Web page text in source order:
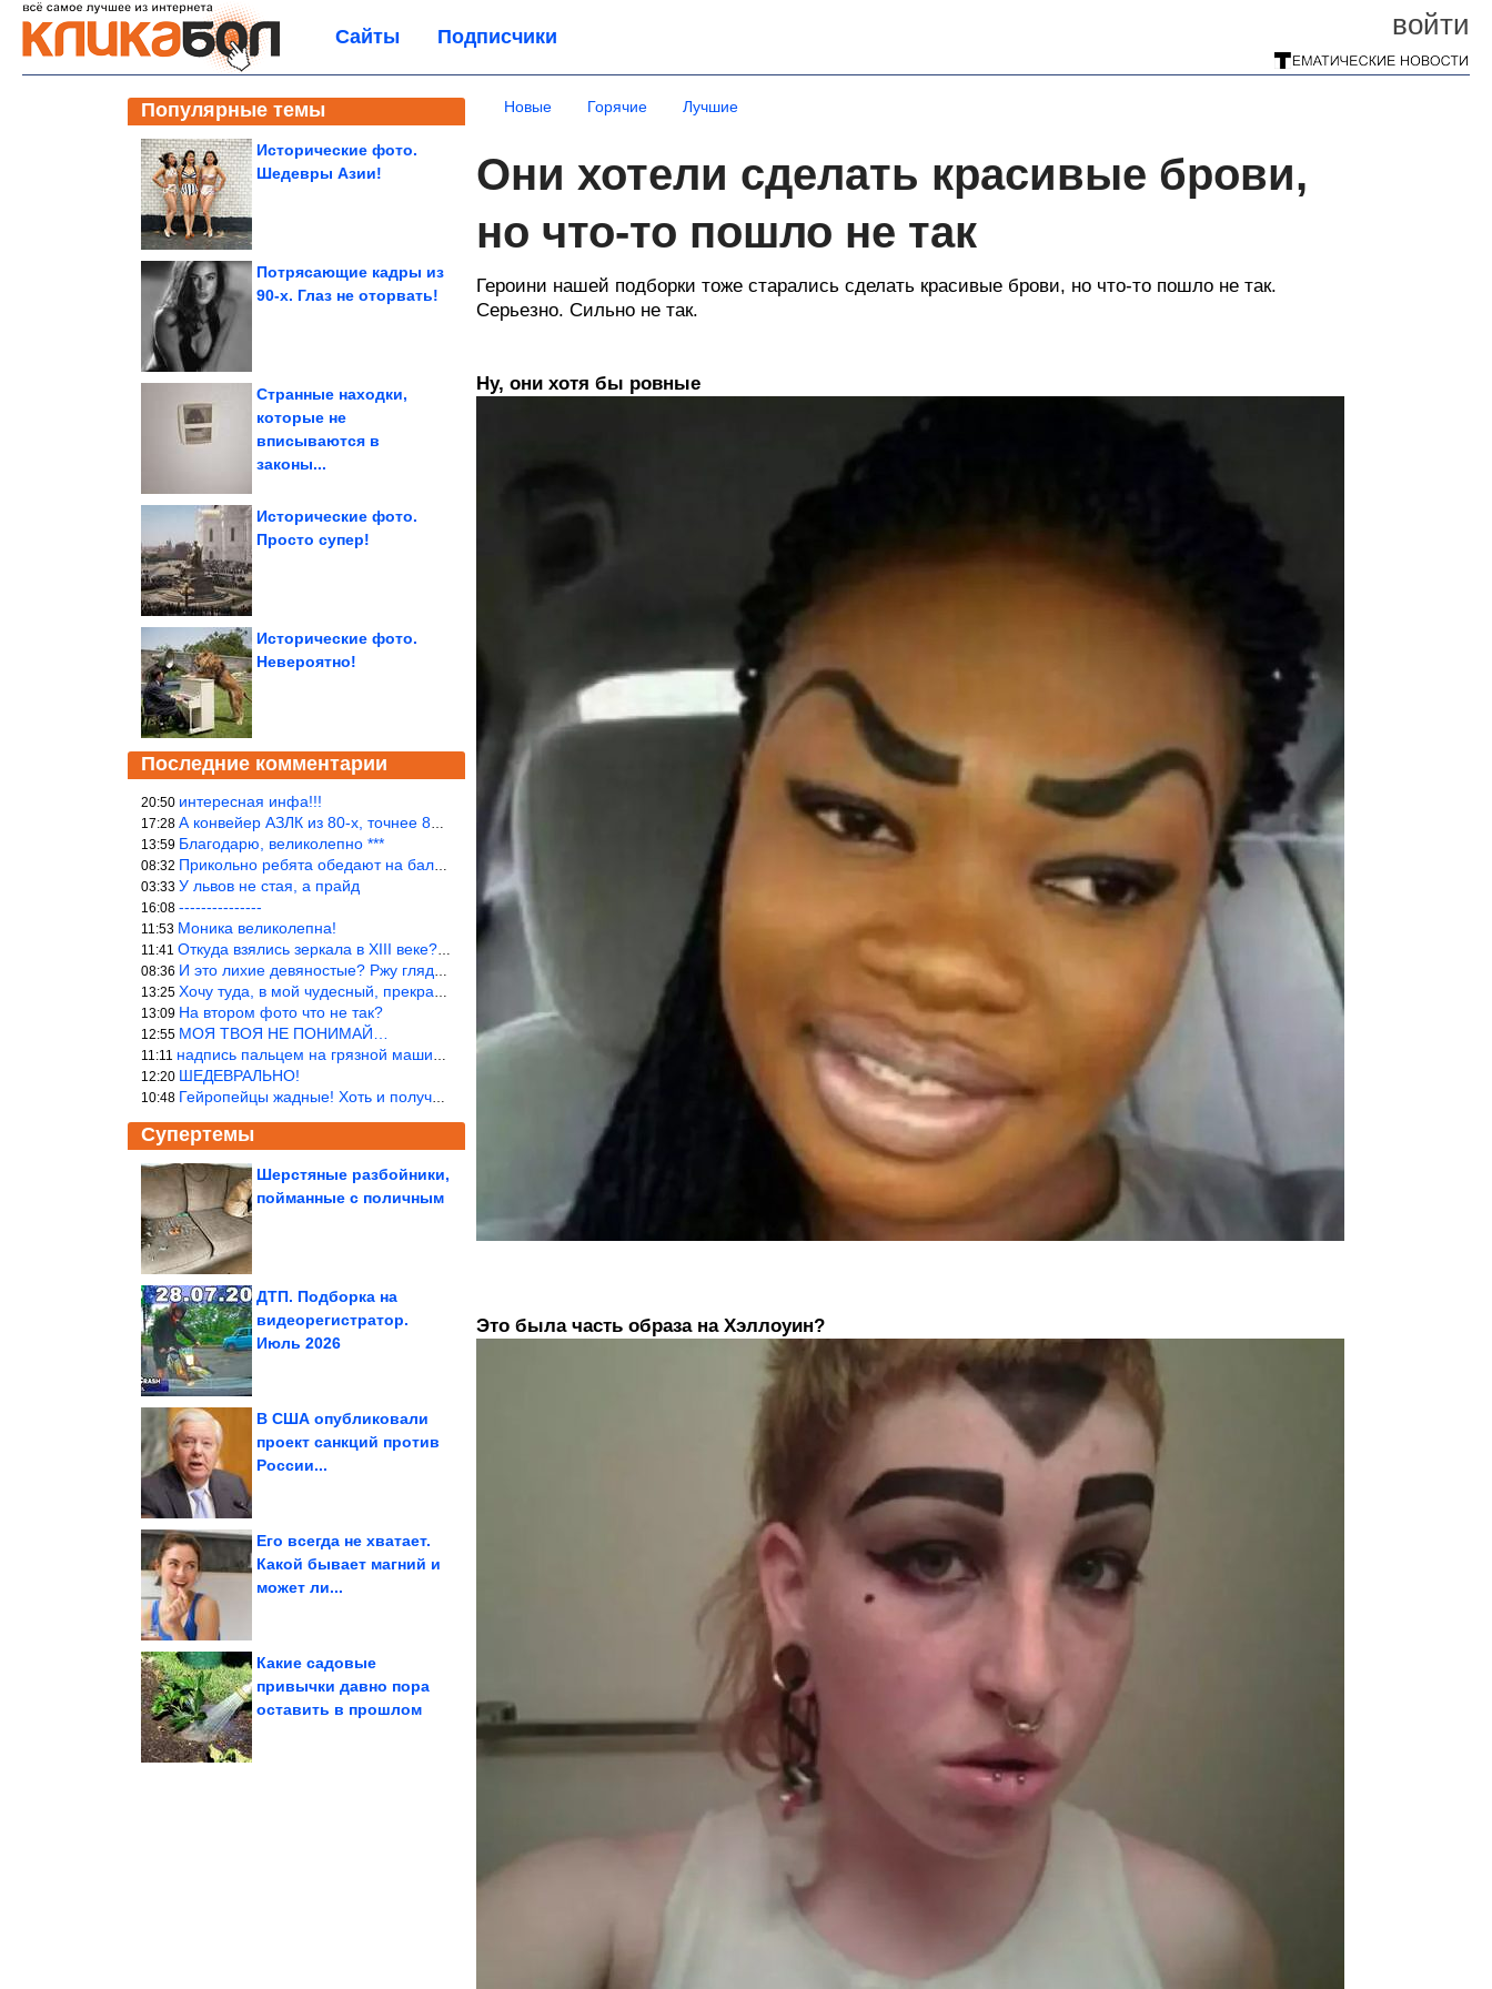
войти
Сайты Подписчики
Популярные темы
Исторические фото.
Шедевры Азии!
Потрясающие кадры из
90-х. Глаз не оторвать!
Странные находки,
которые не
вписываются в
законы...
Исторические фото.
Просто супер!
Исторические фото.
Невероятно!
Последние комментарии
20:50 интересная инфа!!!
17:28 А конвейер АЗЛК из 80-х, точнее 86-87 годы. «Москвичи»-то из пер
13:59 Благодарю, великолепно ***
08:32 Прикольно ребята обедают на балке...))
03:33 У львов не стая, а прайд
16:08 ---------------
11:53 Моника великолепна!
11:41 Откуда взялись зеркала в XIII веке? Вы ничего не перепутали?
08:36 И это лихие девяностые? Ржу глядя в окно!!!
13:25 Хочу туда, в мой чудесный, прекрасный мир.
13:09 На втором фото что не так?
12:55 МОЯ ТВОЯ НЕ ПОНИМАЙ…
11:11 надпись пальцем на грязной машине «Помой меня»!
12:20 ШЕДЕВРАЛЬНО!
10:48 Гейропейцы жадные! Хоть и получают в десять раз больше жителей б
Супертемы
Шерстяные разбойники,
пойманные с поличным
Сочная, розовая и без
ДТП. Подборка на
видеорегистратор.
Июль 2026
В США опубликовали
проект санкций против
России...
Его всегда не хватает.
Какой бывает магний и
может ли...
6 знаков Зодиака
Какие садовые
привычки давно пора
оставить в прошлом
Возможные уступки ЕС
Греции ради санкций
Новые Горячие Лучшие
Они хотели сделать красивые брови,
но что-то пошло не так
Героини нашей подборки тоже старались сделать красивые брови, но что-то пошло не так.
Серьезно. Сильно не так.
Ну, они хотя бы ровные
Это была часть образа на Хэллоуин?